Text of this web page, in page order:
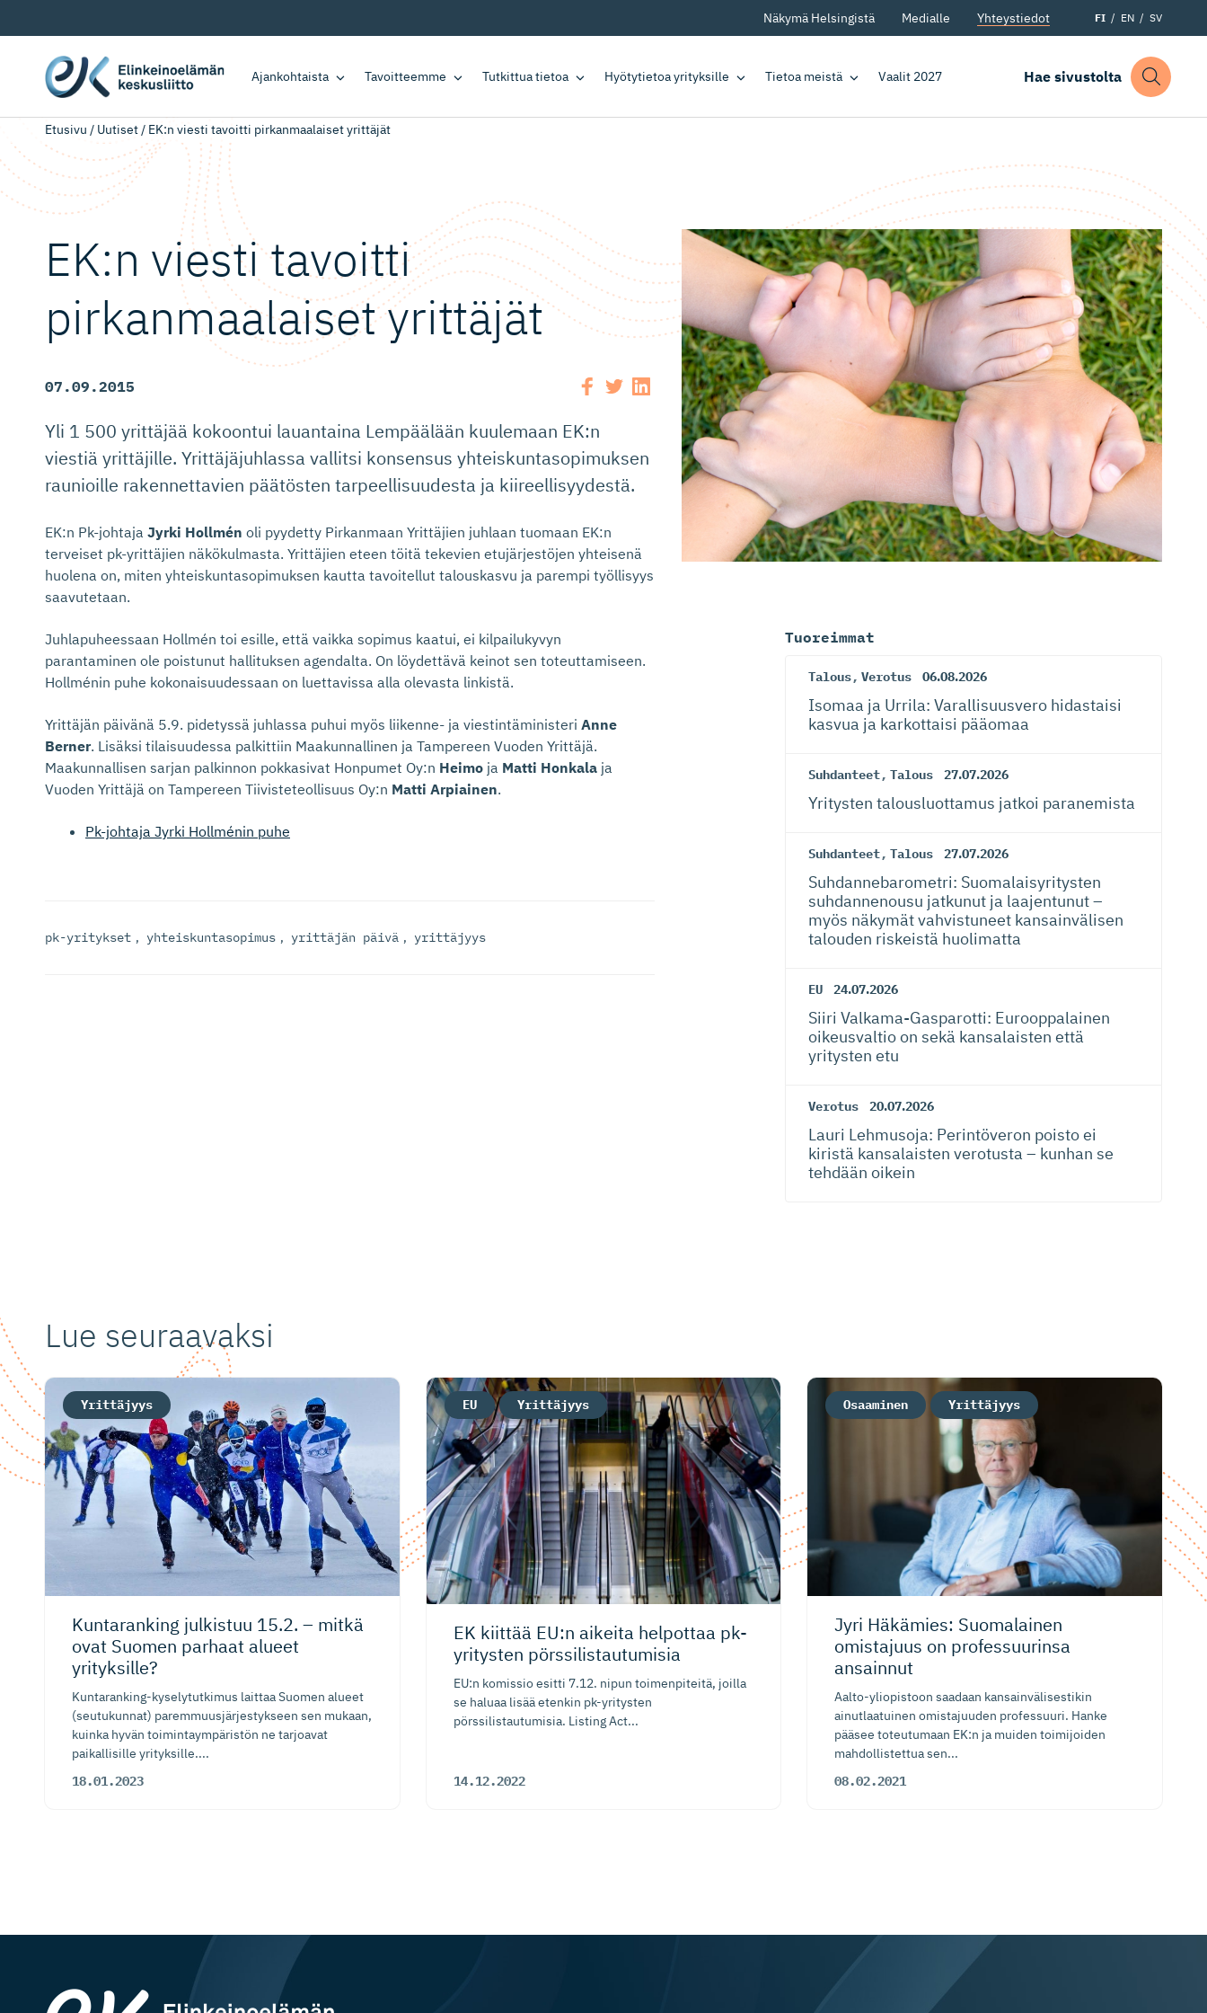
Näkymä Helsingistä Medialle Yhteystiedot FI EN SV
Ajankohtaista Tavoitteemme Tutkittua tietoa Hyötytietoa yrityksille Tietoa meistä Vaalit 2027 Hae sivustolta
Etusivu / Uutiset/ EK:n viesti tavoitti pirkanmaalaiset yrittäjät
EK:n viesti tavoitti
pirkanmaa­laiset yrittäjät
07.09.2015
Yli 1 500 yrittäjää kokoontui lauantaina Lempäälään kuulemaan EK:n
viestiä yrittäjille. Yrittäjäjuhlassa vallitsi konsensus yhteiskuntasopimuksen
raunioille rakennettavien päätösten tarpeellisuudesta ja kiireellisyydestä.
EK:n Pk-johtaja Jyrki Hollmén oli pyydetty Pirkanmaan Yrittäjien juhlaan tuomaan EK:n
terveiset pk-yrittäjien näkökulmasta. Yrittäjien eteen töitä tekevien etujärjestöjen yhteisenä
huolena on, miten yhteiskuntasopimuksen kautta tavoitellut talouskasvu ja parempi työllisyys
saavutetaan.
Juhlapuheessaan Hollmén toi esille, että vaikka sopimus kaatui, ei kilpailukyvyn
parantaminen ole poistunut hallituksen agendalta. On löydettävä keinot sen toteuttamiseen.
Hollménin puhe kokonaisuudessaan on luettavissa alla olevasta linkistä.
Yrittäjän päivänä 5.9. pidetyssä juhlassa puhui myös liikenne- ja viestintäministeri Anne
Berner. Lisäksi tilaisuudessa palkittiin Maakunnallinen ja Tampereen Vuoden Yrittäjä.
Maakunnallisen sarjan palkinnon pokkasivat Honpumet Oy:n Heimo ja Matti Honkala ja
Vuoden Yrittäjä on Tampereen Tiivisteteollisuus Oy:n Matti Arpiainen.
Pk-johtaja Jyrki Hollménin puhe
pk-yritykset , yhteiskuntasopimus , yrittäjän päivä , yrittäjyys
Tuoreimmat
Talous, Verotus 06.08.2026
Isomaa ja Urrila: Varallisuusvero hidastaisi
kasvua ja karkottaisi pääomaa
Suhdanteet, Talous 27.07.2026
Yritysten talousluottamus jatkoi paranemista
Suhdanteet, Talous 27.07.2026
Suhdanneba­ro­metri: Suomalaisy­ri­tysten
suhdannenousu jatkunut ja laajentunut –
myös näkymät vahvistuneet kansainvälisen
talouden riskeistä huolimatta
EU 24.07.2026
Siiri Valkama-Gas­pa­rotti: Eurooppalainen
oikeusvaltio on sekä kansalaisten että
yritysten etu
Verotus 20.07.2026
Lauri Lehmusoja: Perintöveron poisto ei
kiristä kansalaisten verotusta – kunhan se
tehdään oikein
Lue seuraavaksi
Kuntaranking julkistuu 15.2. – mitkä
ovat Suomen parhaat alueet
yrityksille?
Kuntaranking-kyselytutkimus laittaa Suomen alueet
(seutukunnat) paremmuusjärjestykseen sen mukaan,
kuinka hyvän toimintaympäristön ne tarjoavat
paikallisille yrityksille....
18.01.2023
Yrittäjyys
EK kiittää EU:n aikeita helpottaa pk-
yritysten pörssilis­tau­tumisia
EU:n komissio esitti 7.12. nipun toimenpiteitä, joilla
se haluaa lisää etenkin pk-yritysten
pörssilistautumisia. Listing Act...
14.12.2022
EU Yrittäjyys
Jyri Häkämies: Suomalainen
omistajuus on professuurinsa
ansainnut
Aalto-yliopistoon saadaan kansainvälisestikin
ainutlaatuinen omistajuuden professuuri. Hanke
pääsee toteutumaan EK:n ja muiden toimijoiden
mahdollistettua sen...
08.02.2021
Osaaminen Yrittäjyys